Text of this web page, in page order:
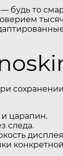
будь то
царапин.
следа.